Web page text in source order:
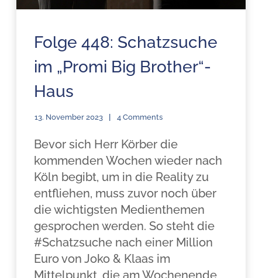
Folge 448: Schatzsuche
im „Promi Big Brother“-
Haus
13. November 2023 4 Comments
Bevor sich Herr Körber die
kommenden Wochen wieder nach
Köln begibt, um in die Reality zu
entfliehen, muss zuvor noch über
die wichtigsten Medienthemen
gesprochen werden. So steht die
#Schatzsuche nach einer Million
Euro von Joko & Klaas im
Mittelpunkt, die am Wochenende